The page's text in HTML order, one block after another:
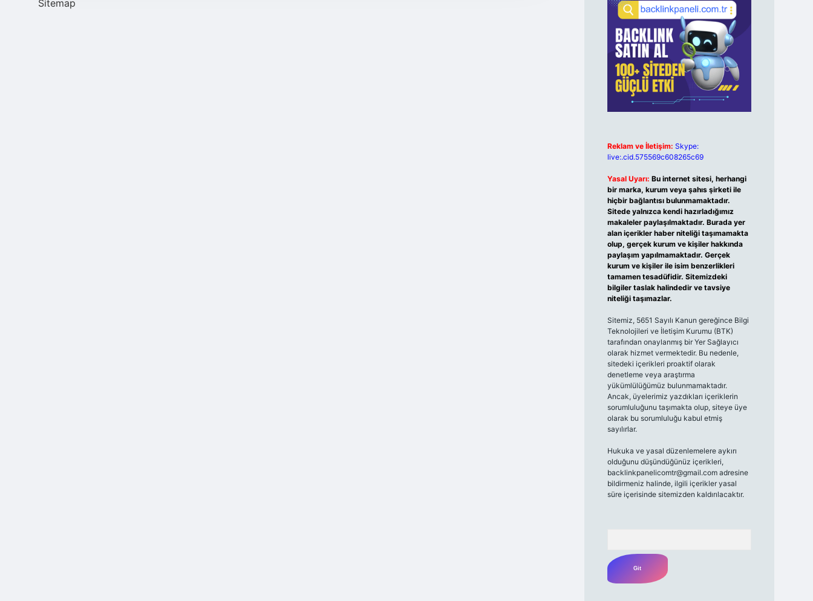
Sitemap
Reklam ve İletişim: Skype:
live:.cid.575569c608265c69
Yasal Uyarı: Bu internet sitesi, herhangi
bir marka, kurum veya şahıs şirketi ile
hiçbir bağlantısı bulunmamaktadır.
Sitede yalnızca kendi hazırladığımız
makaleler paylaşılmaktadır. Burada yer
alan içerikler haber niteliği taşımamakta
olup, gerçek kurum ve kişiler hakkında
paylaşım yapılmamaktadır. Gerçek
kurum ve kişiler ile isim benzerlikleri
tamamen tesadüfidir. Sitemizdeki
bilgiler taslak halindedir ve tavsiye
niteliği taşımazlar.
Sitemiz, 5651 Sayılı Kanun gereğince Bilgi
Teknolojileri ve İletişim Kurumu (BTK)
tarafından onaylanmış bir Yer Sağlayıcı
olarak hizmet vermektedir. Bu nedenle,
sitedeki içerikleri proaktif olarak
denetleme veya araştırma
yükümlülüğümüz bulunmamaktadır.
Ancak, üyelerimiz yazdıkları içeriklerin
sorumluluğunu taşımakta olup, siteye üye
olarak bu sorumluluğu kabul etmiş
sayılırlar.
Hukuka ve yasal düzenlemelere aykırı
olduğunu düşündüğünüz içerikleri,
backlinkpanelicomtr@gmail.comadresine
bildirmeniz halinde, ilgili içerikler yasal
süre içerisinde sitemizden kaldırılacaktır.